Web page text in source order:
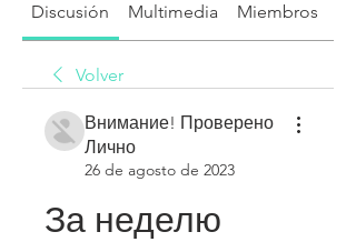
Discusión Multimedia Miembros
Volver
Внимание! Проверено
Лично
26 de agosto de 2023
За неделю